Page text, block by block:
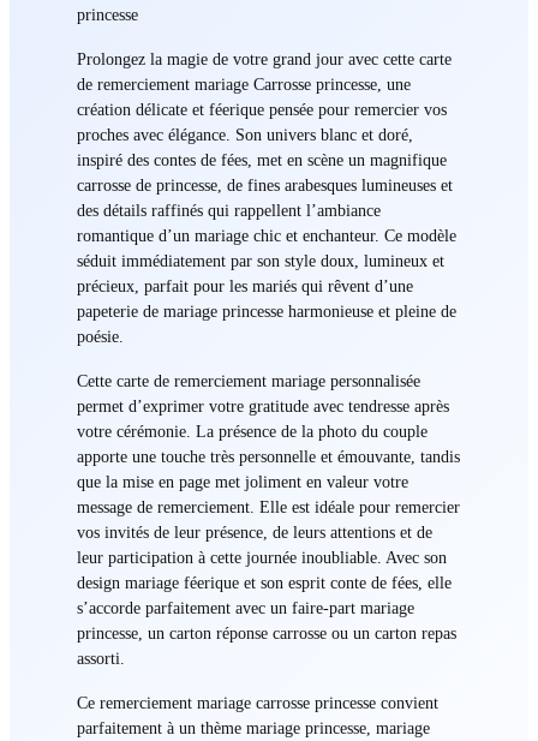
princesse
Prolongez la magie de votre grand jour avec cette carte
de remerciement mariage Carrosse princesse, une
création délicate et féerique pensée pour remercier vos
proches avec élégance. Son univers blanc et doré,
inspiré des contes de fées, met en scène un magnifique
carrosse de princesse, de fines arabesques lumineuses et
des détails raffinés qui rappellent l’ambiance
romantique d’un mariage chic et enchanteur. Ce modèle
séduit immédiatement par son style doux, lumineux et
précieux, parfait pour les mariés qui rêvent d’une
papeterie de mariage princesse harmonieuse et pleine de
poésie.
Cette carte de remerciement mariage personnalisée
permet d’exprimer votre gratitude avec tendresse après
votre cérémonie. La présence de la photo du couple
apporte une touche très personnelle et émouvante, tandis
que la mise en page met joliment en valeur votre
message de remerciement. Elle est idéale pour remercier
vos invités de leur présence, de leurs attentions et de
leur participation à cette journée inoubliable. Avec son
design mariage féerique et son esprit conte de fées, elle
s’accorde parfaitement avec un faire-part mariage
princesse, un carton réponse carrosse ou un carton repas
assorti.
Ce remerciement mariage carrosse princesse convient
parfaitement à un thème mariage princesse, mariage